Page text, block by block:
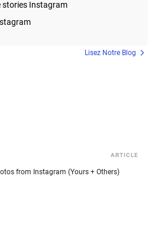
stories Instagram
Lisez Notre Blog
ARTICLE
from Instagram (Yours + Others)